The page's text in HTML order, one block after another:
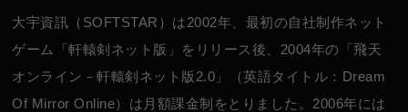
大宇資訊（SOFTSTAR）は2002年、最初の自社制作ネット
ゲーム「軒轅剣ネット版」をリリース後、2004年の「飛天
オンライン－軒轅剣ネット版2.0」（英語タイトル：Dream
Of Mirror Online）は月額課金制をとりました。2006年には